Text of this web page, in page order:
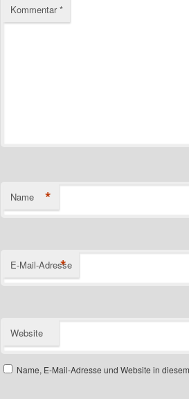
Kommentar*
Name *
E-Mail-Adresse
*
Website
Name, E-Mail-Adresse und Website in